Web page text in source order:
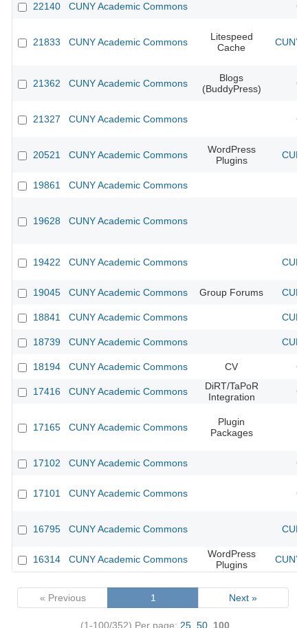
22140 CUNY Academic Commons
21833 CUNY Academic Commons
Litespeed
Cache
CUNY
21362 CUNY Academic Commons
Blogs
(BuddyPress)
21327 CUNY Academic Commons
20521 CUNY Academic Commons
WordPress
Plugins
19861 CUNY Academic Commons
19628 CUNY Academic Commons
19422 CUNY Academic Commons
19045 CUNY Academic Commons Group Forums
18841 CUNY Academic Commons
18739 CUNY Academic Commons
18194 CUNY Academic Commons CV
17416 CUNY Academic Commons
DiRT/TaPoR
Integration
17165 CUNY Academic Commons
Plugin
Packages
17102 CUNY Academic Commons
17101 CUNY Academic Commons
16795 CUNY Academic Commons
16314 CUNY Academic Commons
WordPress
Plugins
CUNY
« Previous 1 Next »
(1-100/352) Per page: 25 50 100